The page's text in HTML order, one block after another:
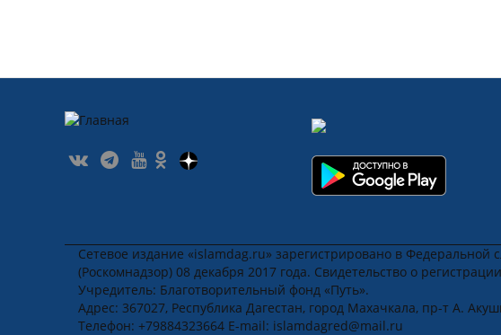
Сетевое издание «islamdag.ru» зарегистрировано в
(Роскомнадзор) 08 декабря 2017 года. Свидетельство о
Учредитель: Благотворительный фонд «Путь».
Адрес: 367027, Республика Дагестан, город Махачкала, пр-т А.
Телефон: +79884323664 E-mail: islamdagred@mail.ru